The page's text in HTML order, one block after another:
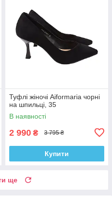
Туфлі жіночі Aiformaria чорні
на шпильці, 35
В наявності
2 990 ₴ 3 795 ₴
Купити
ще